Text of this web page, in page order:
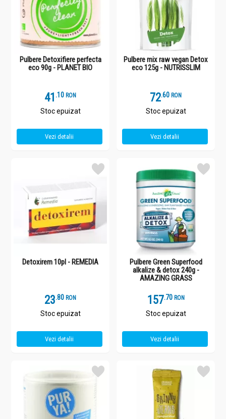
Pulbere Detoxifiere perfecta
eco 90g - PLANET BIO
41 .1 RON
Stoc epuizat
Vezi detalii
Pulbere mix raw vegan Detox
eco 125g - NUTRISSLIM
72.6 RON
Stoc epuizat
Vezi detalii
Detoxirem 10pl - REMEDIA
23.8 RON
Stoc epuizat
Vezi detalii
Pulbere Green Superfood
alkalize & detox 240g -
AMAZING GRASS
157.7 RON
Stoc epuizat
Vezi detalii